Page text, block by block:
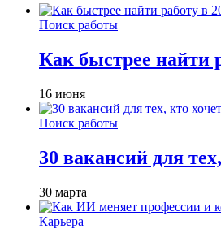
Поиск работы
Как быстрее найти
16 июня
Поиск работы
30 вакансий для
30 марта
Карьера